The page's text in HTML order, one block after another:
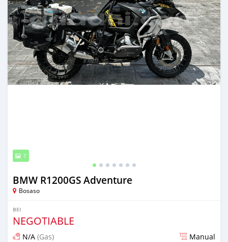
7
BMW R1200GS Adventure
Bosaso
BEI
NEGOTIABLE
N/A (Gas) Manual